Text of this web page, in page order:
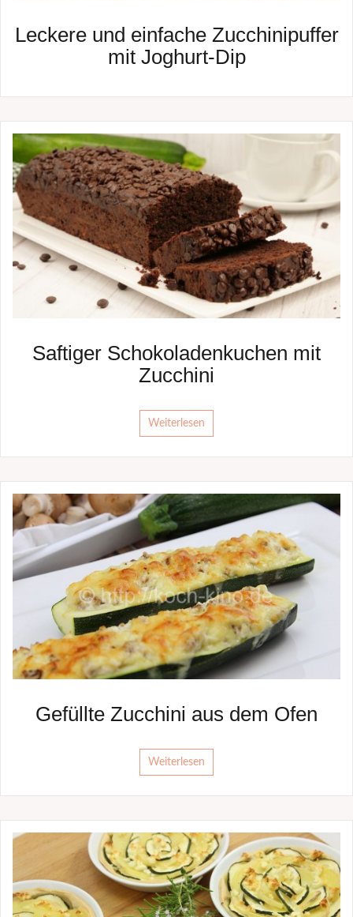
Leckere und einfache Zucchinipuffer
mit Joghurt-Dip
Saftiger Schokoladenkuchen mit
Zucchini
Weiterlesen
Gefüllte Zucchini aus dem Ofen
Weiterlesen